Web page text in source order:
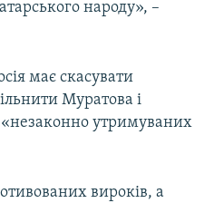
народу», –
має скасувати
Муратова і
«незаконно утримуваних
вироків, а